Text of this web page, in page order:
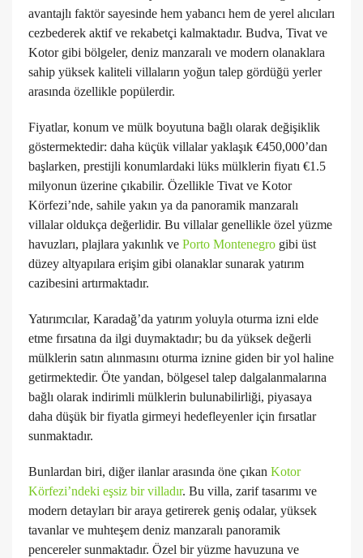
avantajlı faktör sayesinde hem yabancı hem de yerel alıcıları
cezbederek aktif ve rekabetçi kalmaktadır. Budva, Tivat ve
Kotor gibi bölgeler, deniz manzaralı ve modern olanaklara
sahip yüksek kaliteli villaların yoğun talep gördüğü yerler
arasında özellikle popülerdir.
Fiyatlar, konum ve mülk boyutuna bağlı olarak değişiklik
göstermektedir: daha küçük villalar yaklaşık €450,000’dan
başlarken, prestijli konumlardaki lüks mülklerin fiyatı €1.5
milyonun üzerine çıkabilir. Özellikle Tivat ve Kotor
Körfezi’nde, sahile yakın ya da panoramik manzaralı
villalar oldukça değerlidir. Bu villalar genellikle özel yüzme
havuzları, plajlara yakınlık ve Porto Montenegro gibi üst
düzey altyapılara erişim gibi olanaklar sunarak yatırım
cazibesini artırmaktadır.
Yatırımcılar, Karadağ’da yatırım yoluyla oturma izni elde
etme fırsatına da ilgi duymaktadır; bu da yüksek değerli
mülklerin satın alınmasını oturma iznine giden bir yol haline
getirmektedir. Öte yandan, bölgesel talep dalgalanmalarına
bağlı olarak indirimli mülklerin bulunabilirliği, piyasaya
daha düşük bir fiyatla girmeyi hedefleyenler için fırsatlar
sunmaktadır.
Bunlardan biri, diğer ilanlar arasında öne çıkan Kotor
Körfezi’ndeki eşsiz bir villadır. Bu villa, zarif tasarımı ve
modern detayları bir araya getirerek geniş odalar, yüksek
tavanlar ve muhteşem deniz manzaralı panoramik
pencereler sunmaktadır. Özel bir yüzme havuzuna ve